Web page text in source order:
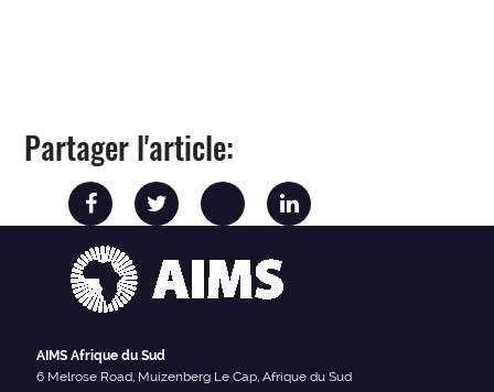
Partager l'article:
AIMS Afrique du Sud
6 Melrose Road, Muizenberg Le Cap, Afrique du Sud